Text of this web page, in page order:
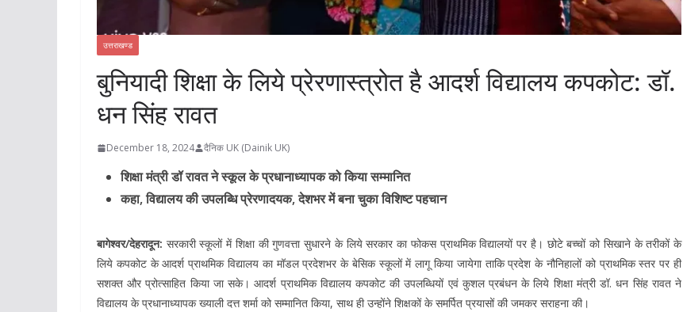
उत्तराखण्ड
बुनियादी शिक्षा के लिये प्रेरणास्त्रोत है आदर्श विद्यालय कपकोट: डॉ.
धन सिंह रावत
December 18, 2024 दैनिक UK (Dainik UK)
शिक्षा मंत्री डॉ रावत ने स्कूल के प्रधानाध्यापक को किया सम्मानित
कहा, विद्यालय की उपलब्धि प्रेरणादयक, देशभर में बना चुका विशिष्ट पहचान
बागेश्वर/देहरादून: सरकारी स्कूलों में शिक्षा की गुणवत्ता सुधारने के लिये सरकार का फोकस प्राथमिक विद्यालयों पर है। छोटे बच्चों को सिखाने के तरीकों के
लिये कपकोट के आदर्श प्राथमिक विद्यालय का मॉडल प्रदेशभर के बेसिक स्कूलों में लागू किया जायेगा ताकि प्रदेश के नौनिहालों को प्राथमिक स्तर पर ही
सशक्त और प्रोत्साहित किया जा सके। आदर्श प्राथमिक विद्यालय कपकोट की उपलब्धियों एवं कुशल प्रबंधन के लिये शिक्षा मंत्री डॉ. धन सिंह रावत ने
विद्यालय के प्रधानाध्यापक ख्याली दत्त शर्मा को सम्मानित किया, साथ ही उन्होंने शिक्षकों के समर्पित प्रयासों की जमकर सराहना की।